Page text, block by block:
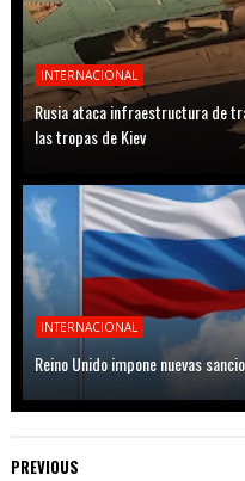
INTERNACIONAL
Rusia ataca infraestructura de
las tropas de Kiev
INTERNACIONAL
Reino Unido impone nuevas
PREVIOUS